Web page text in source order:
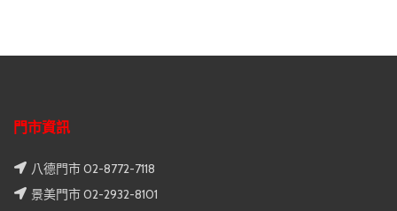
門市資訊
八德門市 02-8772-7118
景美門市 02-2932-8101